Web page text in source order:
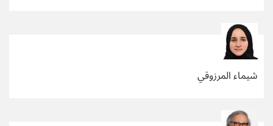
شيماء المرزوقي